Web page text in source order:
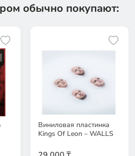
обычно покупают:
Виниловая пластинка
Kings Of Leon – WALLS